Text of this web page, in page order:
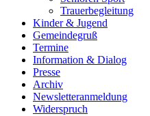
Trauerbegleitung
Kinder & Jugend
Gemeindegruß
Termine
Information & Dialog
Presse
Archiv
Newsletteranmeldung
Widerspruch